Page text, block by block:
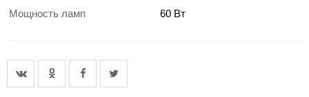
Мощность ламп 60 Вт